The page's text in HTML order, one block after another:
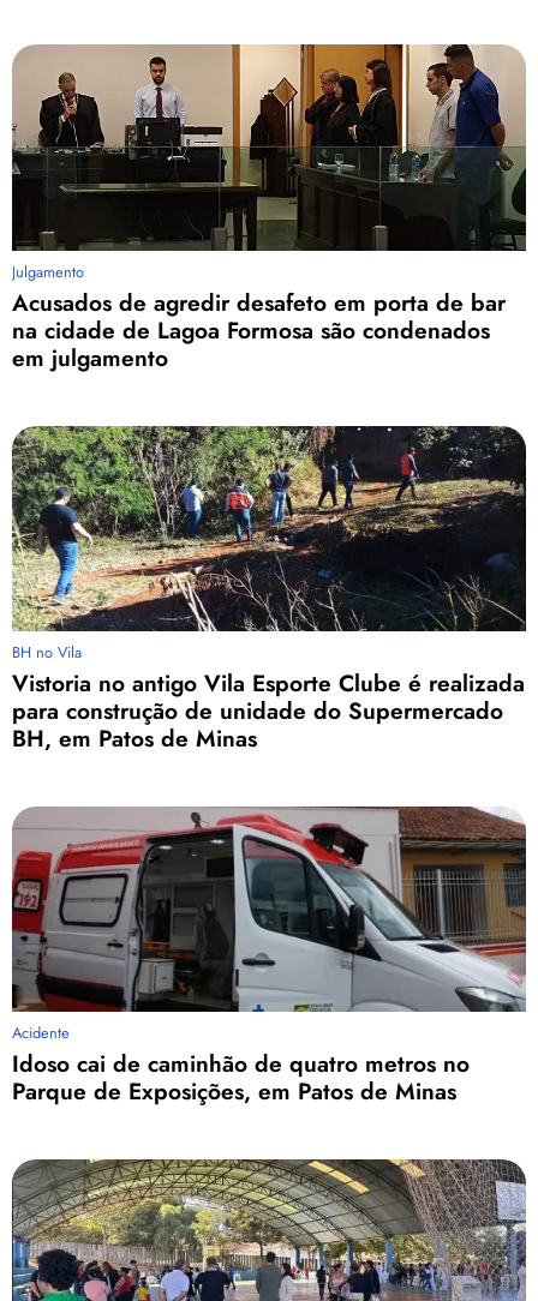
Julgamento
Acusados de agredir desafeto em porta de bar
na cidade de Lagoa Formosa são condenados
em julgamento
BH no Vila
Vistoria no antigo Vila Esporte Clube é realizada
para construção de unidade do Supermercado
BH, em Patos de Minas
Acidente
Idoso cai de caminhão de quatro metros no
Parque de Exposições, em Patos de Minas